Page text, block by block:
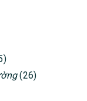
(26)